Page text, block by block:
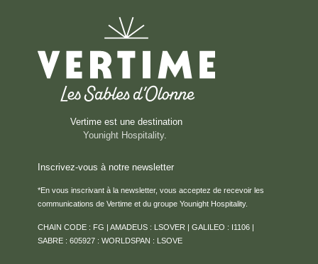
Vertime est une destination
Younight Hospitality.
Inscrivez-vous à notre newsletter
*En vous inscrivant à la newsletter, vous acceptez de recevoir les
communications de Vertime et du groupe Younight Hospitality.
CHAIN CODE : FG | AMADEUS : LSOVER | GALILEO : I1106 |
SABRE : 605927 : WORLDSPAN : LSOVE